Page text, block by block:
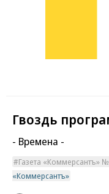
Гвоздь
- Времена -
Газета «Коммерсантъ»
«Коммерсантъ»